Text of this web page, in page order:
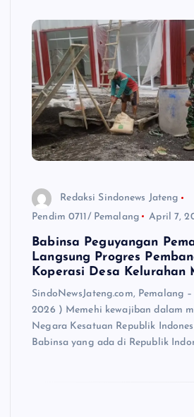
Redaksi Sindonews Jateng
Pendim 0711/ Pemalang
April 7,
Babinsa Peguyangan
Langsung Progres
Koperasi Desa Kelurahan
SindoNewsJateng.com, Pemalang
2026 ) Memehi kewajiban dalam
Negara Kesatuan Republik
Babinsa yang ada di Republik